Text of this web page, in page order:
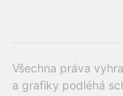
Všechna práva
a grafiky podléhá